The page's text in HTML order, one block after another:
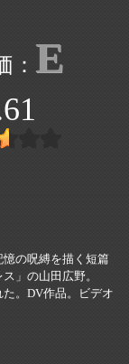
E
の呪縛を描く短篇
」の山田広野。
た。DV作品。ビデオ